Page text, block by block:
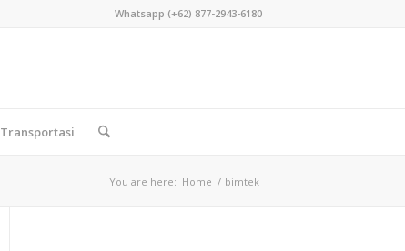
Whatsapp (+62) 877-2943-6180
Transportasi
You are here: Home / bimtek